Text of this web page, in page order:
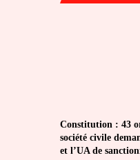
Constitution : 43
société civile
et l’UA de